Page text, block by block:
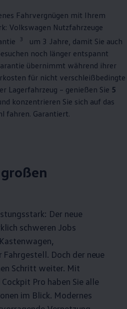
Fahrvergnügen mit Ihrem
Volkswagen Nutzfahrzeuge
3
um 3 Jahre, damit Sie auch
noch länger entspannt
übernimmt während ihrer
für nicht verschleißbedingte
Lagerfahrzeug – genießen Sie 5
konzentrieren Sie sich auf das
fahren. Garantiert.
großen
Der neue
schweren Jobs
Doch der neue
Schritt weiter. Mit
Pro haben Sie alle
im Blick. Modernes